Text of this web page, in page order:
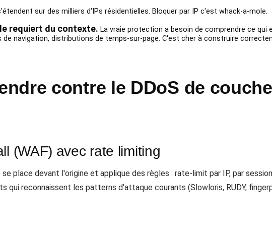
sur des milliers d'IPs résidentielles. Bloquer par IP c'est whack-a-mole.
requiert du contexte. La vraie protection a besoin de comprendre ce qui
navigation, distributions de temps-sur-page. C'est cher à construire
contre le DDoS de couche
(WAF) avec rate limiting
se place devant l'origine et applique des règles : rate-limit par IP, par
qui reconnaissent les patterns d'attaque courants (Slowloris, RUDY,